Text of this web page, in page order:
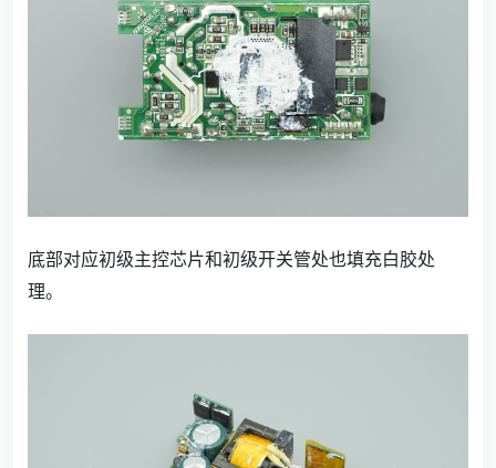
底部对应初级主控芯片和初级开关管处也填充白胶处
理。